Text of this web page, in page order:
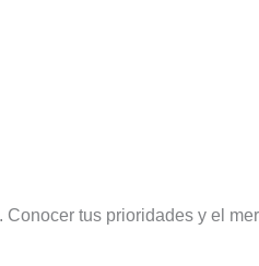
tus prioridades y el